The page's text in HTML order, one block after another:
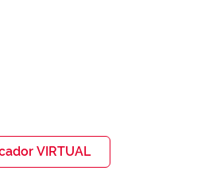
VIRTUAL